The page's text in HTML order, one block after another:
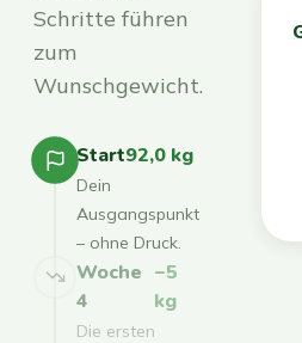
Schritte führen
zum
Wunschgewicht.
Start92,0 kg
Dein
Ausgangspunkt
– ohne Druck.
Woche
4
−5
kg
Die ersten